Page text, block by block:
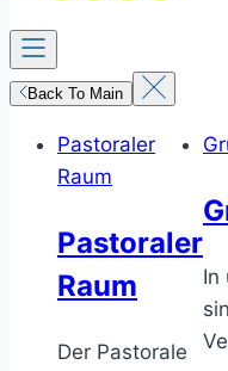
Back To Main
Pastoraler
Raum
Pastoraler
Raum
Der Pastorale
In